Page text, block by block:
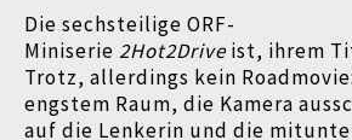
Die sechsteilige ORF-
Miniserie 2Hot2Drive ist, ihrem
Trotz, allerdings kein
engstem Raum, die Kamera
auf die Lenkerin und die